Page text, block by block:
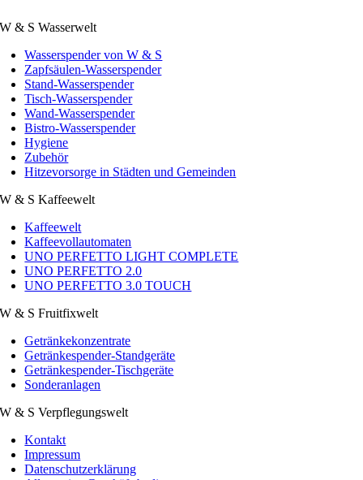
W & S Wasserwelt
Wasserspender von W & S
Zapfsäulen-Wasserspender
Stand-Wasserspender
Tisch-Wasserspender
Wand-Wasserspender
Bistro-Wasserspender
Hygiene
Zubehör
Hitzevorsorge in Städten und Gemeinden
W & S Kaffeewelt
Kaffeewelt
Kaffeevollautomaten
UNO PERFETTO LIGHT COMPLETE
UNO PERFETTO 2.0
UNO PERFETTO 3.0 TOUCH
W & S Fruitfixwelt
Getränkekonzentrate
Getränkespender-Standgeräte
Getränkespender-Tischgeräte
Sonderanlagen
W & S Verpflegungswelt
Kontakt
Impressum
Datenschutzerklärung